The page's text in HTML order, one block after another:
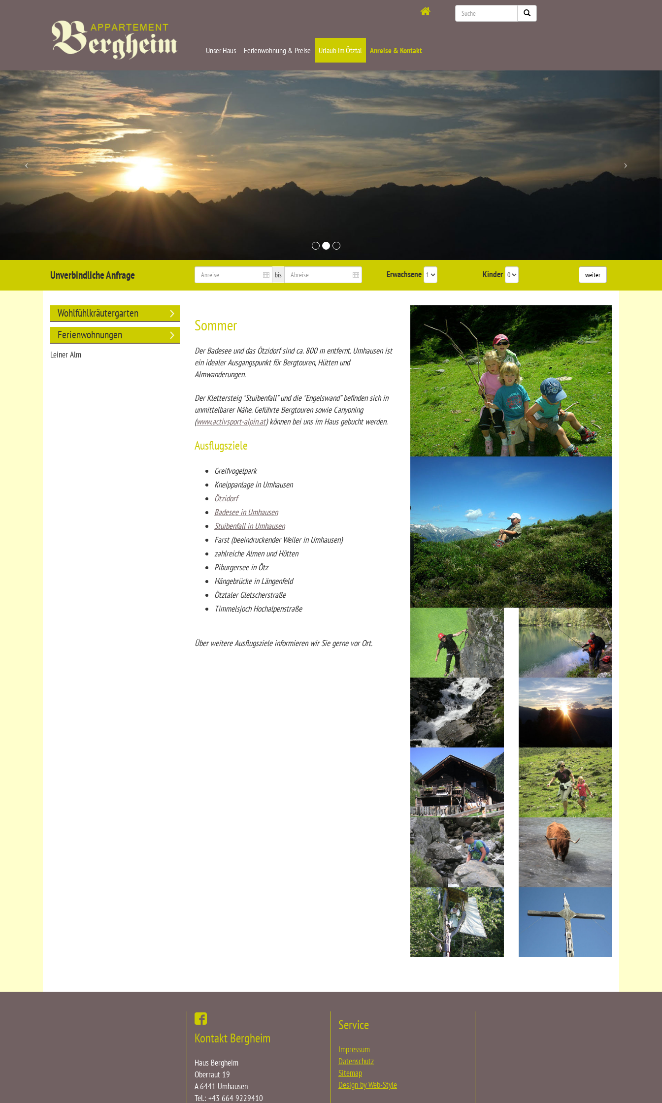
Unser Haus Ferienwohnung & Preise Urlaub im Ötztal Anreise & Kontakt
Unverbindliche Anfrage bis Erwachsene Kinder weiter
Wohlfühlkräutergarten
Ferienwohnungen
Leiner Alm
Sommer
Der Badesee und das Ötzidorf sind ca. 800 m entfernt. Umhausen ist
ein idealer Ausgangspunkt für Bergtouren, Hütten und
Almwanderungen.
Der Klettersteig "Stuibenfall" und die "Engelswand" befinden sich in
unmittelbarer Nähe. Geführte Bergtouren sowie Canyoning
(www.activsport-alpin.at) können bei uns im Haus gebucht werden.
Ausflugsziele
Greifvogelpark
Kneippanlage in Umhausen
Ötzidorf
Badesee in Umhausen
Stuibenfall in Umhausen
Farst (beeindruckender Weiler in Umhausen)
zahlreiche Almen und Hütten
Piburgersee in Ötz
Hängebrücke in Längenfeld
Ötztaler Gletscherstraße
Timmelsjoch Hochalpenstraße
Über weitere Ausflugsziele informieren wir Sie gerne vor Ort.
Kontakt Bergheim
Haus Bergheim
Oberraut 19
A 6441 Umhausen
Tel.: +43 664 9229410
Service
Impressum
Datenschutz
Sitemap
Design by Web-Style